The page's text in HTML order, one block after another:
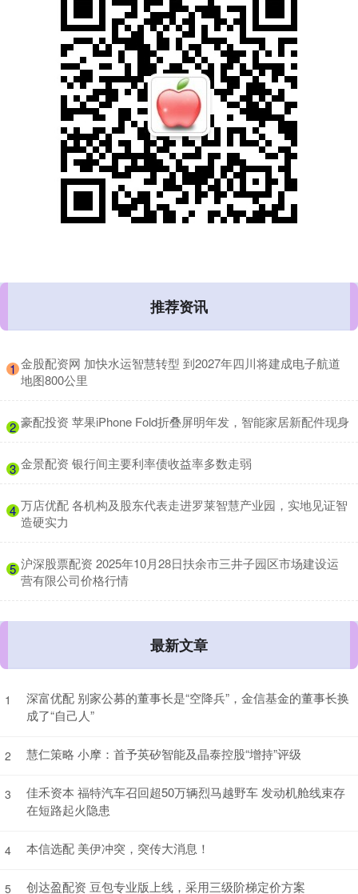
推荐资讯
1 ​金股配资网 加快水运智慧转型 到2027年四川将建成电子航道
地图800公里
2 ​豪配投资 苹果iPhone Fold折叠屏明年发，智能家居新配件现身
3 ​金景配资 银行间主要利率债收益率多数走弱
4 ​万店优配 各机构及股东代表走进罗莱智慧产业园，实地见证智
造硬实力
5 ​沪深股票配资 2025年10月28日扶余市三井子园区市场建设运
营有限公司价格行情
最新文章
1
深富优配 别家公募的董事长是“空降兵”，金信基金的董事长换
成了“自己人”
2 慧仁策略 小摩：首予英矽智能及晶泰控股“增持”评级
3
佳禾资本 福特汽车召回超50万辆烈马越野车 发动机舱线束存
在短路起火隐患
4 本信选配 美伊冲突，突传大消息！
5 创达盈配资 豆包专业版上线，采用三级阶梯定价方案